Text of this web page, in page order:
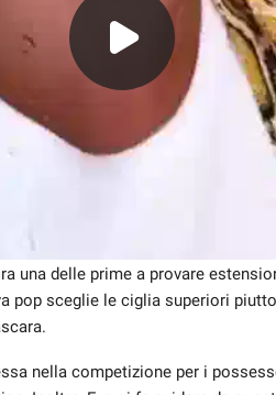
una delle prime a provare
pop sceglie le ciglia superiori
nella competizione per i